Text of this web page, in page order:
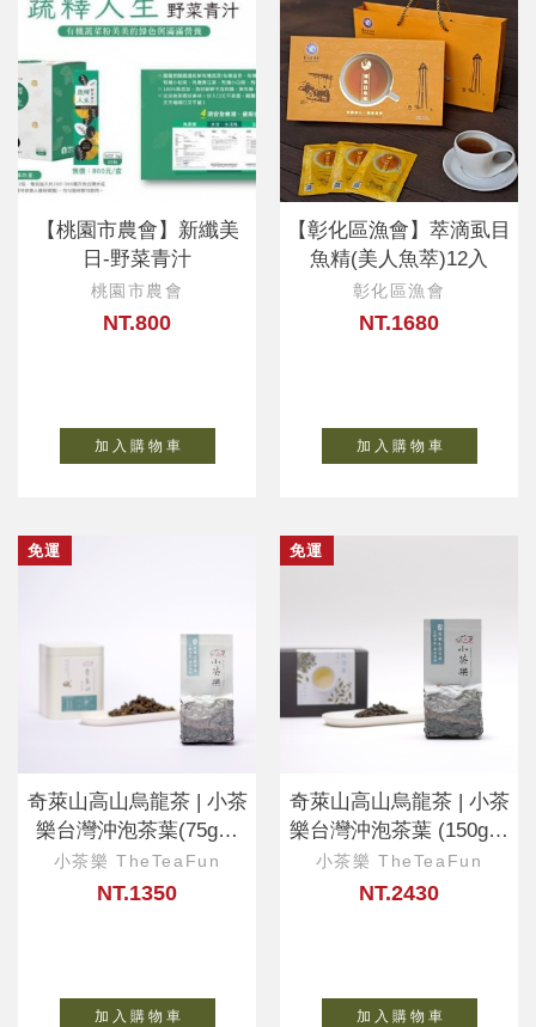
【桃園市農會】新纖美
日-野菜青汁
桃園市農會
NT.800
加 入 購 物 車
【彰化區漁會】萃滴虱目
魚精(美人魚萃)12入
彰化區漁會
NT.1680
加 入 購 物 車
免運
奇萊山高山烏龍茶 | 小茶
樂台灣沖泡茶葉(75g散
茶)
小茶樂 TheTeaFun
NT.1350
加 入 購 物 車
免運
奇萊山高山烏龍茶 | 小茶
樂台灣沖泡茶葉 (150g散
茶)
小茶樂 TheTeaFun
NT.2430
加 入 購 物 車